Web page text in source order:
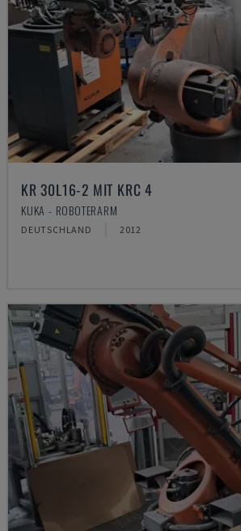
KR 30L16-2 MIT KRC 4
KUKA - ROBOTERARM
DEUTSCHLAND 2012